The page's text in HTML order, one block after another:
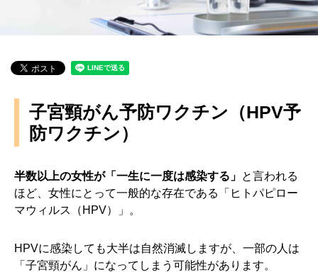
子宮頸がん予防ワクチン（HPV予
防ワクチン）
半数以上の女性が「一生に一度は感染する」 と言われる
ほど、女性にとって一般的な存在である「ヒトパピロー
マウィルス（HPV）」。
HPVに感染しても大半は自然消滅しますが、一部の人は
「子宮頸がん」になってしまう可能性があります。